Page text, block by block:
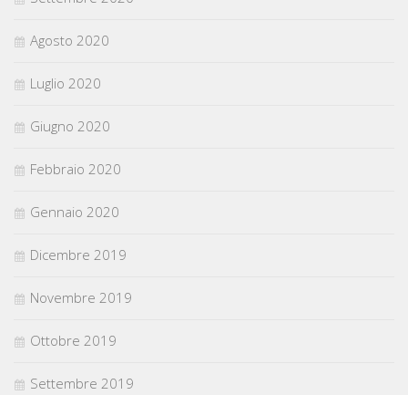
Agosto 2020
Luglio 2020
Giugno 2020
Febbraio 2020
Gennaio 2020
Dicembre 2019
Novembre 2019
Ottobre 2019
Settembre 2019